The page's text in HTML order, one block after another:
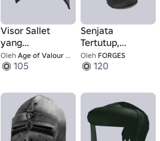
Visor Sallet
yang
Ditingkatkan
Oleh Age of Valour UGC
105
Senjata
Tertutup,
Milanese -
Legacy
Oleh FORGES
120